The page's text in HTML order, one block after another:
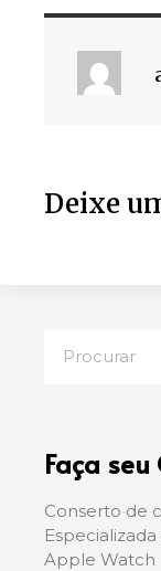
Deixe
Faça
Conserto de
Apple Watch